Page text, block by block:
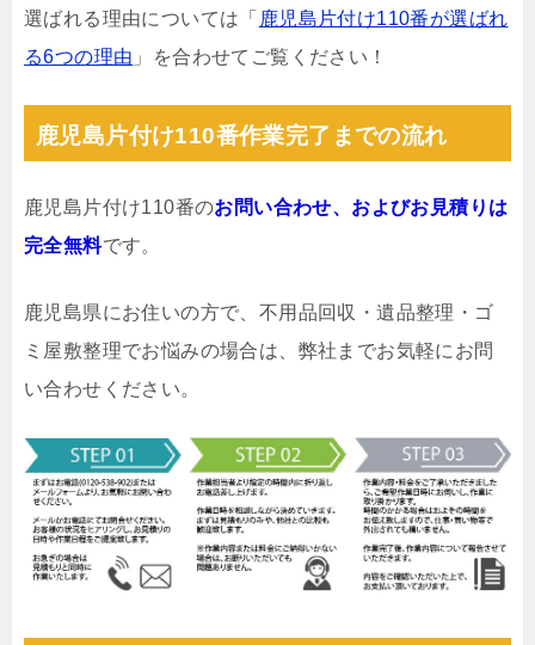
選ばれる理由については「 鹿児島片付け110番が選ばれ
る6つの理由 」を合わせてご覧ください！
鹿児島片付け110番作業完了までの流れ
鹿児島片付け110番のお問い合わせ、およびお見積りは
完全無料です。
鹿児島県にお住いの方で、不用品回収・遺品整理・ゴ
ミ屋敷整理でお悩みの場合は、弊社までお気軽にお問
い合わせください。